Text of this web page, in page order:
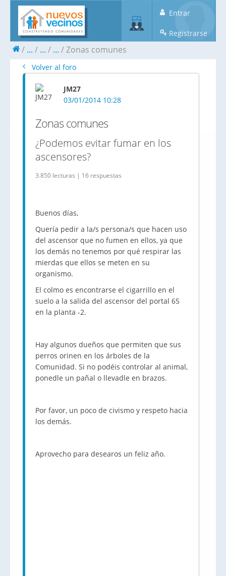
Entrar
Registrarse
... ... ... Zonas comunes
Volver al foro
JM27
03/01/2014 10:28
Zonas comunes
¿Podemos evitar fumar en los
ascensores?
3.850 lecturas | 16 respuestas
Buenos días,
Quería pedir a la/s persona/s que hacen uso
del ascensor que no fumen en ellos, ya que
los demás no tenemos por qué respirar las
mierdas que ellos se meten en su
organismo.
El colmo es encontrarse el cigarrillo en el
suelo a la salida del ascensor del portal 65
en la planta -2.
Hay algunos dueños que permiten que sus
perros orinen en los árboles de la
Comunidad. Si no podéis controlar al animal,
ponedle un pañal o llevadle en brazos.
Por favor, un poco de civismo y respeto hacia
los demás.
Aprovecho para desearos un feliz año.